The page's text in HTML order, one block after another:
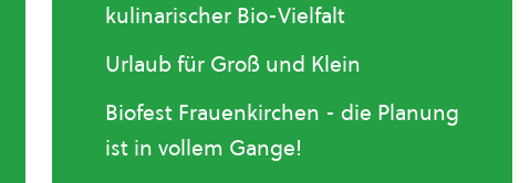
kulinarischer Bio-Vielfalt
Urlaub für Groß und Klein
Biofest Frauenkirchen - die Planung
ist in vollem Gange!